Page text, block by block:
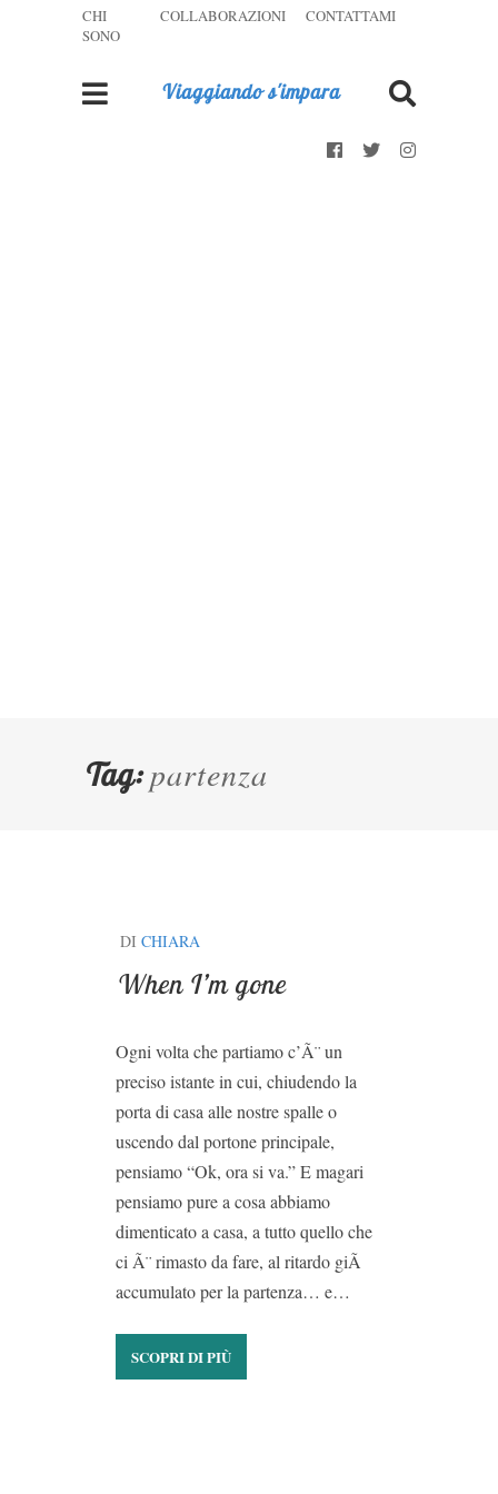
CHI
SONO
COLLABORAZIONI CONTATTAMI
Viaggiando s'impara
Tag:partenza
DI CHIARA
When I’m gone
Ogni volta che partiamo c’Ã¨ un
preciso istante in cui, chiudendo la
porta di casa alle nostre spalle o
uscendo dal portone principale,
pensiamo “Ok, ora si va.” E magari
pensiamo pure a cosa abbiamo
dimenticato a casa, a tutto quello che
ci Ã¨ rimasto da fare, al ritardo giÃ
accumulato per la partenza… e…
SCOPRI DI PIÙ